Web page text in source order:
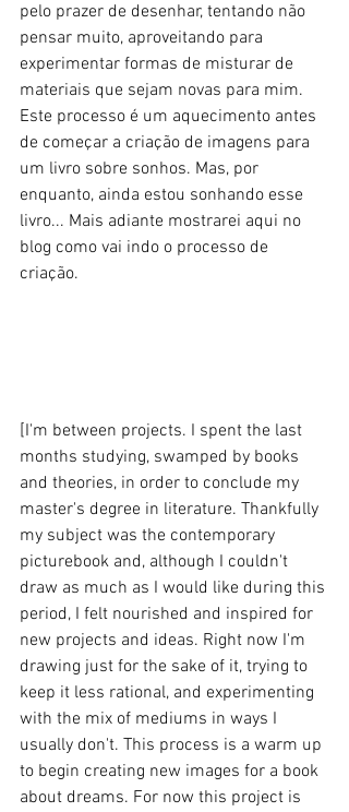
pelo prazer de desenhar, tentando não
pensar muito, aproveitando para
experimentar formas de misturar de
materiais que sejam novas para mim.
Este processo é um aquecimento antes
de começar a criação de imagens para
um livro sobre sonhos. Mas, por
enquanto, ainda estou sonhando esse
livro... Mais adiante mostrarei aqui no
blog como vai indo o processo de
criação.
[I'm between projects. I spent the last
months studying, swamped by books
and theories, in order to conclude my
master's degree in literature. Thankfully
my subject was the contemporary
picturebook and, although I couldn't
draw as much as I would like during this
period, I felt nourished and inspired for
new projects and ideas. Right now I'm
drawing just for the sake of it, trying to
keep it less rational, and experimenting
with the mix of mediums in ways I
usually don't. This process is a warm up
to begin creating new images for a book
about dreams. For now this project is